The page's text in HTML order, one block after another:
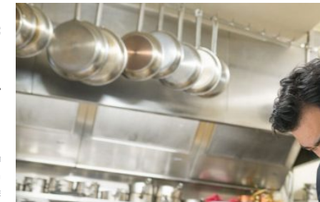
MES DERNIERS
SUR FACEBOOK
QUI MARCHE
journaliste à France
toujours aimé marcher.
conquis mais en